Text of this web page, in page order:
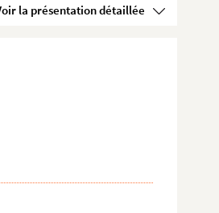
Voir la présentation détaillée